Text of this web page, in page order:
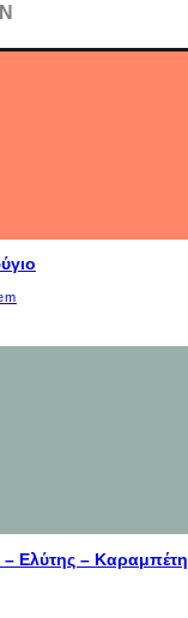
Ελύτης – Καραμπέτη